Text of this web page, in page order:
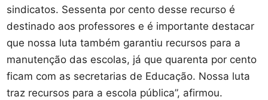
sindicatos. Sessenta por cento desse recurso é
destinado aos professores e é importante destacar
que nossa luta também garantiu recursos para a
manutenção das escolas, já que quarenta por cento
ficam com as secretarias de Educação. Nossa luta
traz recursos para a escola pública”, afirmou.